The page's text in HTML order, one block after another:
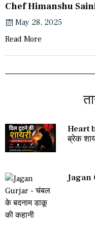
Chef Himanshu Saini
May 28, 2025
Read More
Heart
ब्रेक
Jagan